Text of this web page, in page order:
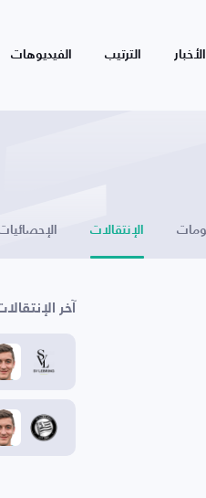
الأخبار الترتيب الفيديوهات
الإنتقالات
آخر